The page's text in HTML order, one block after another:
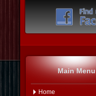
Main Menu
Home